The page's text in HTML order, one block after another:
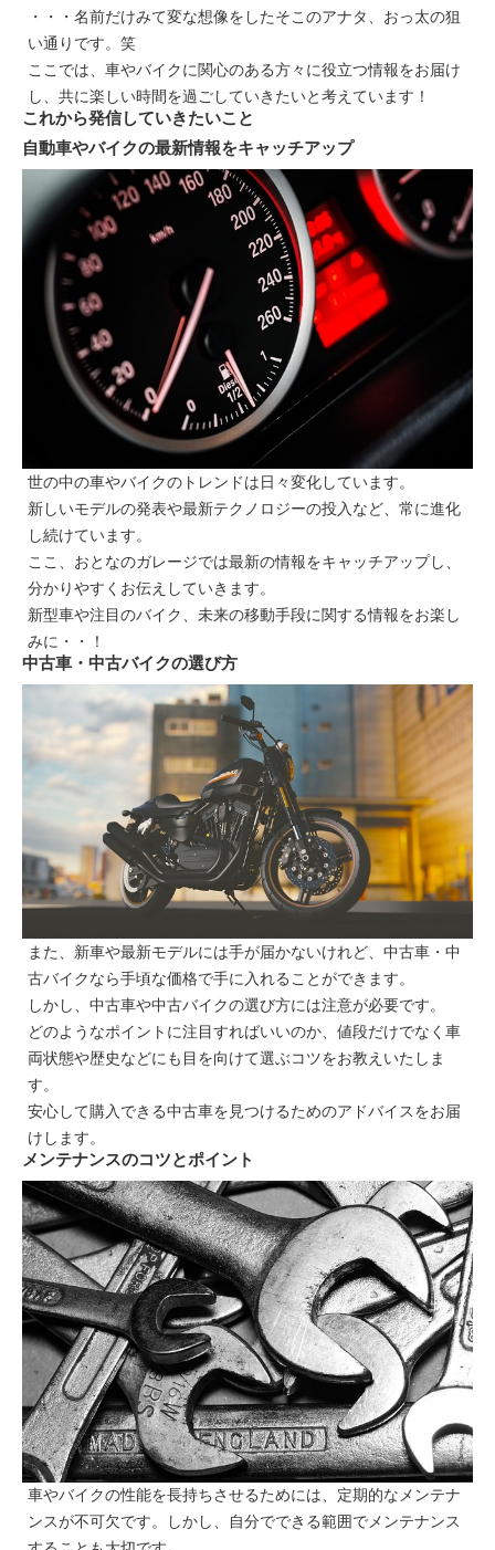
・・・名前だけみて変な想像をしたそこのアナタ、おっ太の狙
い通りです。笑
ここでは、車やバイクに関心のある方々に役立つ情報をお届け
し、共に楽しい時間を過ごしていきたいと考えています！
これから発信していきたいこと
自動車やバイクの最新情報をキャッチアップ
世の中の車やバイクのトレンドは日々変化しています。
新しいモデルの発表や最新テクノロジーの投入など、常に進化
し続けています。
ここ、おとなのガレージでは最新の情報をキャッチアップし、
分かりやすくお伝えしていきます。
新型車や注目のバイク、未来の移動手段に関する情報をお楽し
みに・・！
中古車・中古バイクの選び方
また、新車や最新モデルには手が届かないけれど、中古車・中
古バイクなら手頃な価格で手に入れることができます。
しかし、中古車や中古バイクの選び方には注意が必要です。
どのようなポイントに注目すればいいのか、値段だけでなく車
両状態や歴史などにも目を向けて選ぶコツをお教えいたしま
す。
安心して購入できる中古車を見つけるためのアドバイスをお届
けします。
メンテナンスのコツとポイント
車やバイクの性能を長持ちさせるためには、定期的なメンテナ
ンスが不可欠です。しかし、自分でできる範囲でメンテナンス